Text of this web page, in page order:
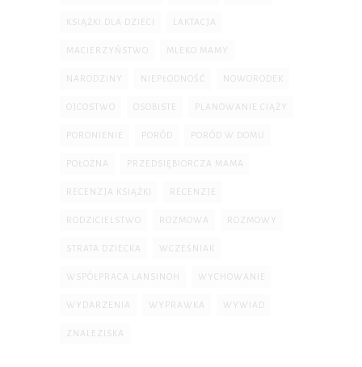
KSIĄŻKI DLA DZIECI LAKTACJA
MACIERZYŃSTWO MLEKO MAMY
NARODZINY NIEPŁODNOŚĆ NOWORODEK
OJCOSTWO OSOBISTE PLANOWANIE CIĄŻY
PORONIENIE PORÓD PORÓD W DOMU
POŁOŻNA PRZEDSIĘBIORCZA MAMA
RECENZJA KSIĄŻKI RECENZJE
RODZICIELSTWO ROZMOWA ROZMOWY
STRATA DZIECKA WCZEŚNIAK
WSPÓŁPRACA LANSINOH WYCHOWANIE
WYDARZENIA WYPRAWKA WYWIAD
ZNALEZISKA